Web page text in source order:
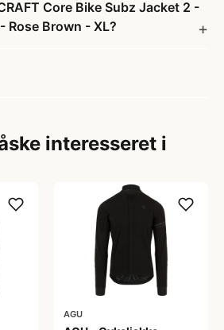
Core Bike Subz Jacket 2 -
Rose Brown - XL?
interesseret i
AGU